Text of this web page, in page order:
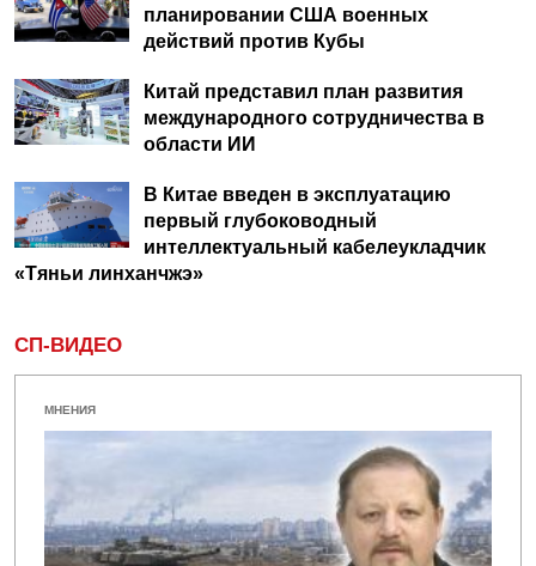
планировании США военных
действий против Кубы
Китай представил план развития
международного сотрудничества в
области ИИ
В Китае введен в эксплуатацию
первый глубоководный
интеллектуальный кабелеукладчик
«Тяньи линханчжэ»
СП-ВИДЕО
МНЕНИЯ